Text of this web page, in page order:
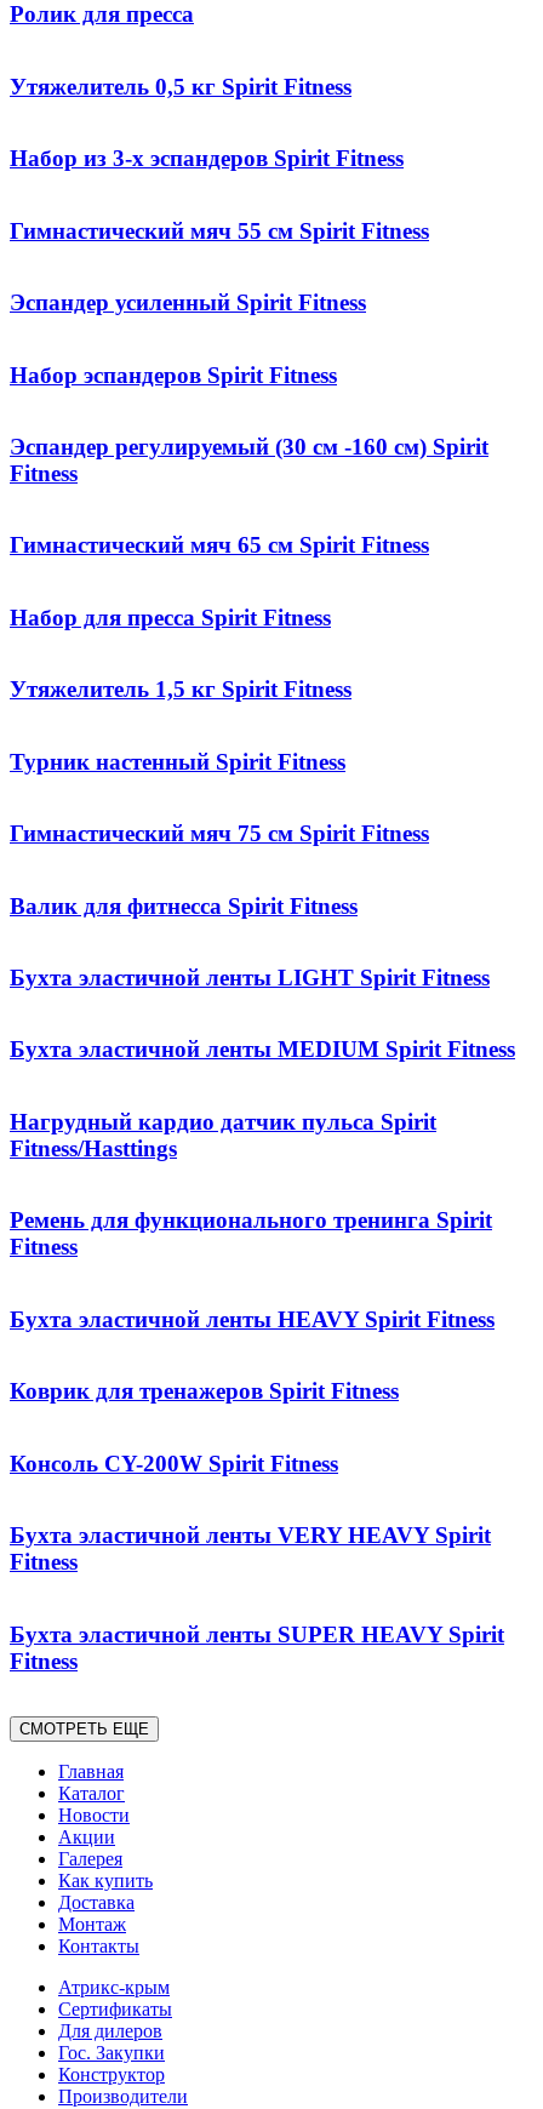
Ролик для пресса
Утяжелитель 0,5 кг Spirit Fitness
Набор из 3-х эспандеров Spirit Fitness
Гимнастический мяч 55 см Spirit Fitness
Эспандер усиленный Spirit Fitness
Набор эспандеров Spirit Fitness
Эспандер регулируемый (30 см -160 см) Spirit
Fitness
Гимнастический мяч 65 см Spirit Fitness
Набор для пресса Spirit Fitness
Утяжелитель 1,5 кг Spirit Fitness
Турник настенный Spirit Fitness
Гимнастический мяч 75 см Spirit Fitness
Валик для фитнесса Spirit Fitness
Бухта эластичной ленты LIGHT Spirit Fitness
Бухта эластичной ленты MEDIUM Spirit Fitness
Нагрудный кардио датчик пульса Spirit
Fitness/Hasttings
Ремень для функционального тренинга Spirit
Fitness
Бухта эластичной ленты HEAVY Spirit Fitness
Коврик для тренажеров Spirit Fitness
Консоль CY-200W Spirit Fitness
Бухта эластичной ленты VERY HEAVY Spirit
Fitness
Бухта эластичной ленты SUPER HEAVY Spirit
Fitness
СМОТРЕТЬ ЕЩЕ
Главная
Каталог
Новости
Акции
Галерея
Как купить
Доставка
Монтаж
Контакты
Атрикс-крым
Сертификаты
Для дилеров
Гос. Закупки
Конструктор
Производители